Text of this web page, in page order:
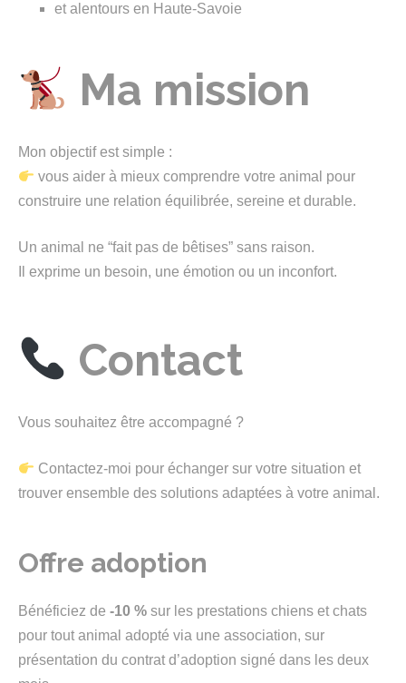
et alentours en Haute-Savoie
Ma mission
Mon objectif est simple :
vous aider à mieux comprendre votre animal pour
construire une relation équilibrée, sereine et durable.
Un animal ne “fait pas de bêtises” sans raison.
Il exprime un besoin, une émotion ou un inconfort.
Contact
Vous souhaitez être accompagné ?
Contactez-moi pour échanger sur votre situation et
trouver ensemble des solutions adaptées à votre animal.
Offre adoption
Bénéficiez de -10 % sur les prestations chiens et chats
pour tout animal adopté via une association, sur
présentation du contrat d’adoption signé dans les deux